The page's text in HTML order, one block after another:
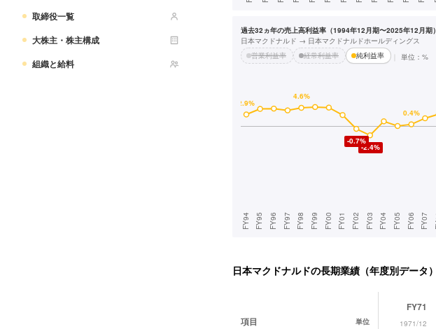
取締役一覧
大株主・株主構成
組織と給料
過去32ヵ年の売上高利益率（1994年12月期〜2025年12月期）
日本マクドナルド → 日本マクドナルドホールディングス
営業利益率
経常利益率 純利益率 単位：%
日本マクドナルドの長期業績（年度別データ）
項目 単位
FY71
1971/12